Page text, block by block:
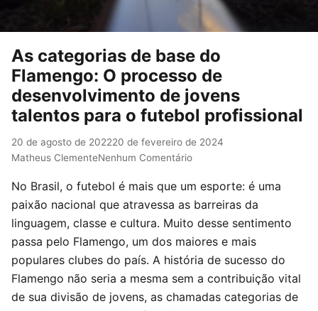
As categorias de base do
Flamengo: O processo de
desenvolvimento de jovens
talentos para o futebol profissional
20 de agosto de 202220 de fevereiro de 2024
Matheus ClementeNenhum Comentário
No Brasil, o futebol é mais que um esporte: é uma
paixão nacional que atravessa as barreiras da
linguagem, classe e cultura. Muito desse sentimento
passa pelo Flamengo, um dos maiores e mais
populares clubes do país. A história de sucesso do
Flamengo não seria a mesma sem a contribuição vital
de sua divisão de jovens, as chamadas categorias de